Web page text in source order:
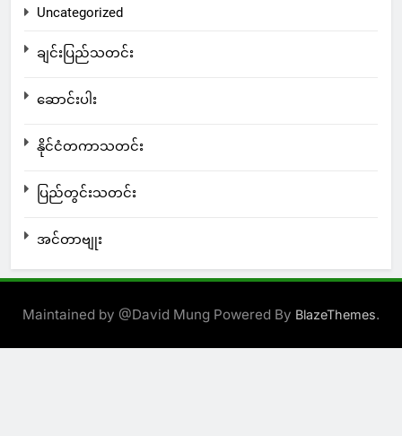
Uncategorized
ချင်းပြည်သတင်း
ဆောင်းပါး
နိုင်ငံတကာသတင်း
ပြည်တွင်းသတင်း
အင်တာဗျုး
Maintained by @David Mung Powered By BlazeThemes.